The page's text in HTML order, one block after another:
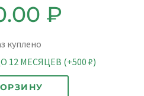
₽
куплено
МЕСЯЦЕВ (+500 ₽)